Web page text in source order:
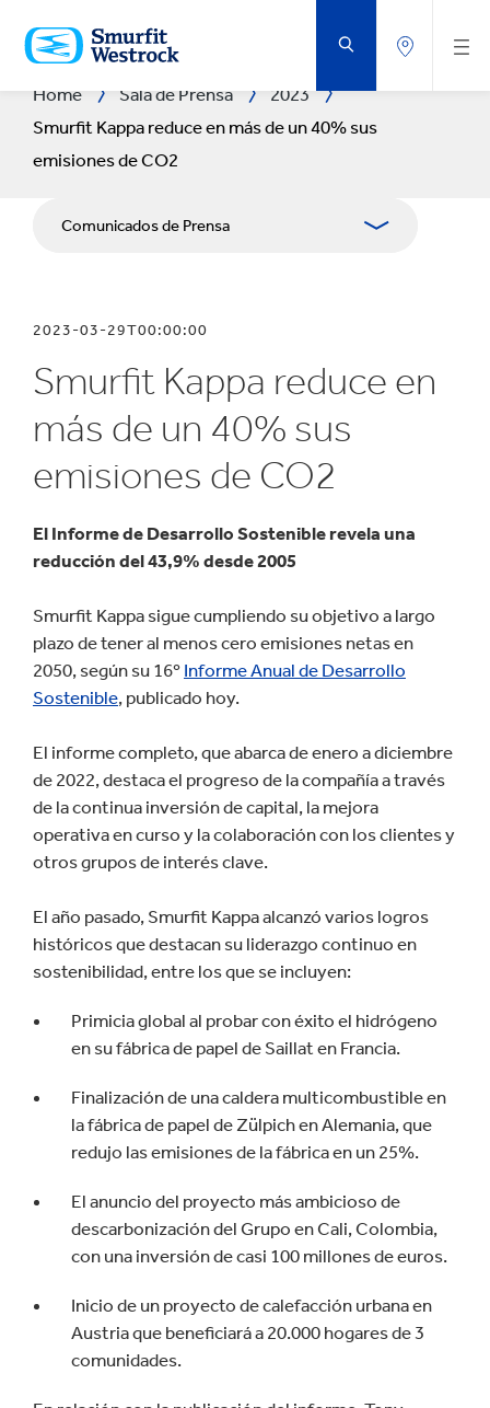
AL
CONTENIDO
PRINCIPAL
Home Sala de Prensa
2023
Smurfit Kappa reduce en más de un 40% sus
emisiones de CO2
Comunicados de Prensa
Relaciones con Prensa
Blog
2023-03-29T00:00:00
Smurfit Kappa reduce en
más de un 40% sus
emisiones de CO2
El Informe de Desarrollo Sostenible revela una
reducción del 43,9% desde 2005
Smurfit Kappa sigue cumpliendo su objetivo a largo
plazo de tener al menos cero emisiones netas en
2050, según su 16º Informe Anual de Desarrollo
Sostenible, publicado hoy.
El informe completo, que abarca de enero a diciembre
de 2022, destaca el progreso de la compañía a través
de la continua inversión de capital, la mejora
operativa en curso y la colaboración con los clientes y
otros grupos de interés clave.
El año pasado, Smurfit Kappa alcanzó varios logros
históricos que destacan su liderazgo continuo en
sostenibilidad, entre los que se incluyen:
Primicia global al probar con éxito el hidrógeno
en su fábrica de papel de Saillat en Francia.
Finalización de una caldera multicombustible en
la fábrica de papel de Zülpich en Alemania, que
redujo las emisiones de la fábrica en un 25%.
El anuncio del proyecto más ambicioso de
descarbonización del Grupo en Cali, Colombia,
con una inversión de casi 100 millones de euros.
Inicio de un proyecto de calefacción urbana en
Austria que beneficiará a 20.000 hogares de 3
comunidades.